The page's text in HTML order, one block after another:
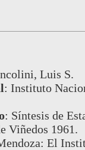
Luis S.
: Instituto
: Síntesis de
Viñedos 1961.
El